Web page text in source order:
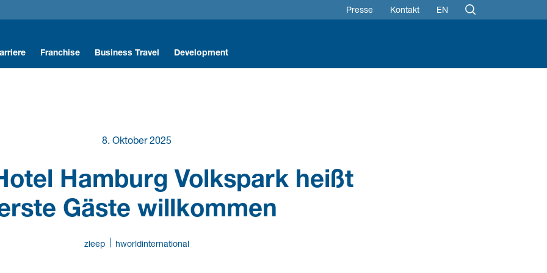
für Mitarbeitende
als Arbeitgeber
Franchise Business Travel Development
Presse Kontakt EN
8. Oktober 2025
Hamburg Volkspark heißt
Gäste willkommen
zleep hworldinternational